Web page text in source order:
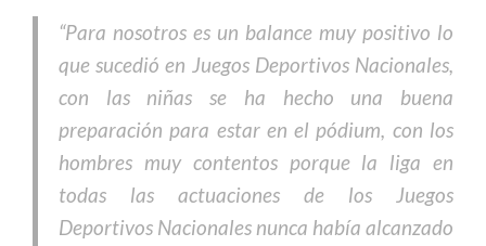
“Para nosotros es un balance muy positivo lo
que sucedió en Juegos Deportivos Nacionales,
con las niñas se ha hecho una buena
preparación para estar en el pódium, con los
hombres muy contentos porque la liga en
todas las actuaciones de los Juegos
Deportivos Nacionales nunca había alcanzado